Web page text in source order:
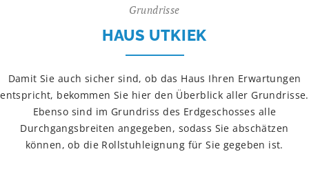
Grundrisse
HAUS UTKIEK
Damit Sie auch sicher sind, ob das Haus Ihren Erwartungen
entspricht, bekommen Sie hier den Überblick aller Grundrisse.
Ebenso sind im Grundriss des Erdgeschosses alle
Durchgangsbreiten angegeben, sodass Sie abschätzen
können, ob die Rollstuhleignung für Sie gegeben ist.